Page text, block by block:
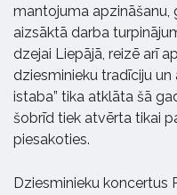
mantojuma apzināšanu,
aizsāktā darba
dzejai Liepājā, reizē arī
dziesminieku tradīciju
istaba” tika atklāta šā
šobrīd tiek atvērta tikai
piesakoties.
Dziesminieku koncertus